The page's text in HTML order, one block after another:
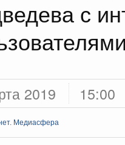
с
2019 15:00
Медиасфера
Демография
Здоровье
Культура
программы